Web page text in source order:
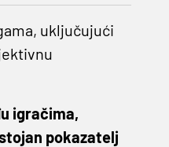
uključujući
igračima,
pokazatelj